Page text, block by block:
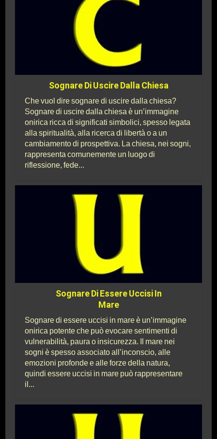
Sognare Di Uscire Dalla Chiesa
Che vuol dire sognare di uscire dalla chiesa?
Sognare di uscire dalla chiesa è un’immagine
onirica ricca di significati simbolici, spesso legata
alla spiritualità, alla ricerca di libertà o a un
cambiamento di prospettiva. La chiesa, nei sogni,
rappresenta comunemente un luogo di
riflessione, fede...
Sognare Di Essere Uccisi In
Mare
Sognare di essere uccisi in mare è un’immagine
onirica potente che può evocare sentimenti di
vulnerabilità, paura o insicurezza. Il mare nei
sogni è spesso associato all’inconscio, alle
emozioni profonde e alle forze della natura,
quindi essere uccisi in mare può rappresentare
il...